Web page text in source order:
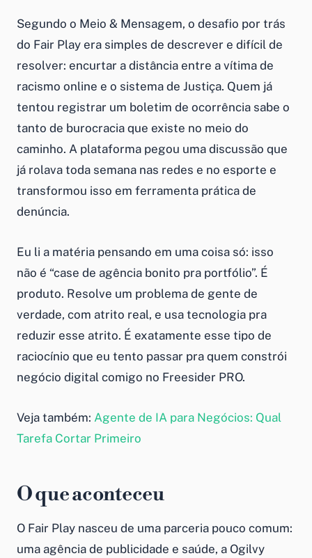
Segundo o Meio & Mensagem, o desafio por trás
do Fair Play era simples de descrever e difícil de
resolver: encurtar a distância entre a vítima de
racismo online e o sistema de Justiça. Quem já
tentou registrar um boletim de ocorrência sabe o
tanto de burocracia que existe no meio do
caminho. A plataforma pegou uma discussão que
já rolava toda semana nas redes e no esporte e
transformou isso em ferramenta prática de
denúncia.
Eu li a matéria pensando em uma coisa só: isso
não é “case de agência bonito pra portfólio”. É
produto. Resolve um problema de gente de
verdade, com atrito real, e usa tecnologia pra
reduzir esse atrito. É exatamente esse tipo de
raciocínio que eu tento passar pra quem constrói
negócio digital comigo no Freesider PRO.
Veja também: Agente de IA para Negócios: Qual
Tarefa Cortar Primeiro
O que aconteceu
O Fair Play nasceu de uma parceria pouco comum:
uma agência de publicidade e saúde, a Ogilvy